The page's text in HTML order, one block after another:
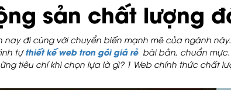
sản chất lượng
đi cùng với chuyển biến mạnh mẽ của ngành
tựthiết kế web tron gói giá rẻbài bản, chuẩn mực.
tiêu chí khi chọn lựa là gì? 1 Web chính thức chất